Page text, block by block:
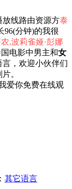
放线路由资源方泰
96(分钟)的我很
,波莉雀娅·彭娜
电影中男主和女
，欢迎小伙伴们
。
爱你免费在线观
其它语言